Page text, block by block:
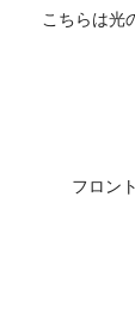
こちらは光
フロン